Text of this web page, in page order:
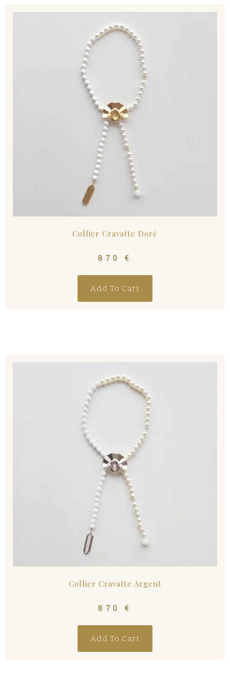
Collier Cravatte Doré
870€
Add To Cart
Collier Cravatte Argent
870€
Add To Cart